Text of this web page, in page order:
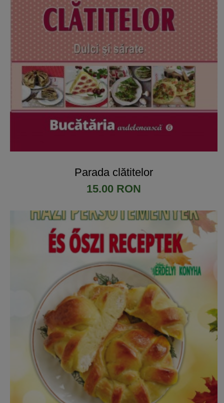
Parada clătitelor
15.00 RON